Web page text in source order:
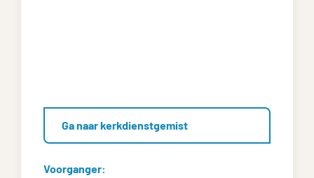
Ga naar kerkdienstgemist
Voorganger: